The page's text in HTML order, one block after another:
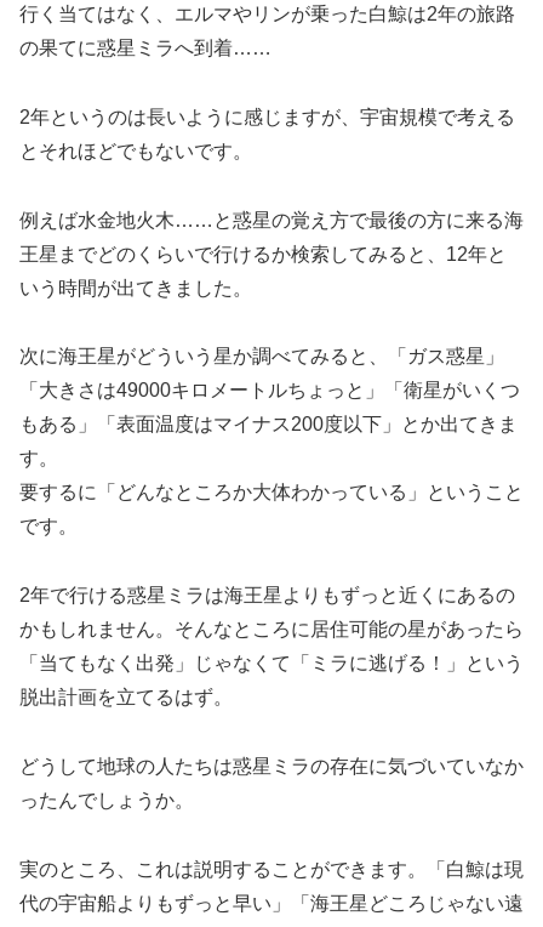
行く当てはなく、エルマやリンが乗った白鯨は2年の旅路
の果てに惑星ミラへ到着……
2年というのは長いように感じますが、宇宙規模で考える
とそれほどでもないです。
例えば水金地火木……と惑星の覚え方で最後の方に来る海
王星までどのくらいで行けるか検索してみると、12年と
いう時間が出てきました。
次に海王星がどういう星か調べてみると、「ガス惑星」
「大きさは49000キロメートルちょっと」「衛星がいくつ
もある」「表面温度はマイナス200度以下」とか出てきま
す。
要するに「どんなところか大体わかっている」ということ
です。
2年で行ける惑星ミラは海王星よりもずっと近くにあるの
かもしれません。そんなところに居住可能の星があったら
「当てもなく出発」じゃなくて「ミラに逃げる！」という
脱出計画を立てるはず。
どうして地球の人たちは惑星ミラの存在に気づいていなか
ったんでしょうか。
実のところ、これは説明することができます。「白鯨は現
代の宇宙船よりもずっと早い」「海王星どころじゃない遠